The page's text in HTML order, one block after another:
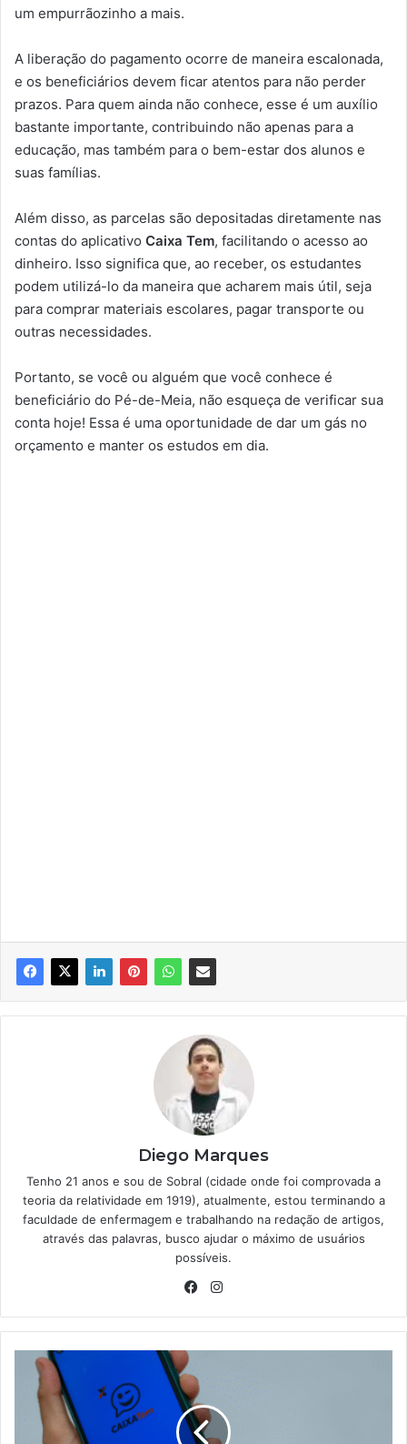
um empurrãozinho a mais.
A liberação do pagamento ocorre de maneira escalonada,
e os beneficiários devem ficar atentos para não perder
prazos. Para quem ainda não conhece, esse é um auxílio
bastante importante, contribuindo não apenas para a
educação, mas também para o bem-estar dos alunos e
suas famílias.
Além disso, as parcelas são depositadas diretamente nas
contas do aplicativo Caixa Tem, facilitando o acesso ao
dinheiro. Isso significa que, ao receber, os estudantes
podem utilizá-lo da maneira que acharem mais útil, seja
para comprar materiais escolares, pagar transporte ou
outras necessidades.
Portanto, se você ou alguém que você conhece é
beneficiário do Pé-de-Meia, não esqueça de verificar sua
conta hoje! Essa é uma oportunidade de dar um gás no
orçamento e manter os estudos em dia.
Diego Marques
Tenho 21 anos e sou de Sobral (cidade onde foi comprovada a
teoria da relatividade em 1919), atualmente, estou terminando a
faculdade de enfermagem e trabalhando na redação de artigos,
através das palavras, busco ajudar o máximo de usuários
possíveis.
Facebook
Caixa
Tem
fora
do